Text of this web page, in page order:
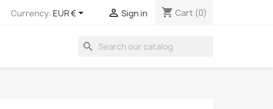
Currency: EUR €  Sign in shopping_cart Cart (0)
search